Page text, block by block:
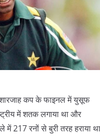
कप के फाइनल में युसूफ
में शतक लगाया था और
217 रनों से बुरी तरह हराया